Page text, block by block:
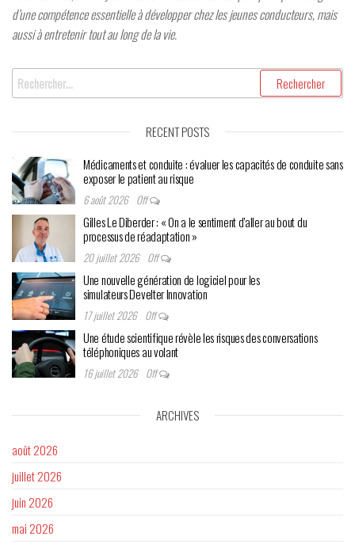
d’une compétence essentielle à développer chez les jeunes conducteurs, mais
aussi à entretenir tout au long de la vie.
Rechercher :
RECENT POSTS
Médicaments et conduite : évaluer les capacités de conduite sans
exposer le patient au risque
6 août 2026 Off
Gilles Le Diberder : « On a le sentiment d’aller au bout du
processus de réadaptation »
20 juillet 2026 Off
Une nouvelle génération de logiciel pour les
simulateurs Develter Innovation
17 juillet 2026 Off
Une étude scientifique révèle les risques des conversations
téléphoniques au volant
16 juillet 2026 Off
ARCHIVES
août 2026
juillet 2026
juin 2026
mai 2026